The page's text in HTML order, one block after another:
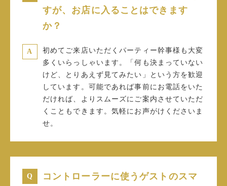
すが、お店に入ることはできます
か？
初めてご来店いただくパーティー幹事様も大変
多くいらっしゃいます。「何も決まっていない
けど、とりあえず見てみたい」という方を歓迎
しています。可能であれば事前にお電話をいた
だければ、よりスムーズにご案内させていただ
くこともできます。気軽にお声がけくださいま
せ。
コントローラーに使うゲストのスマ